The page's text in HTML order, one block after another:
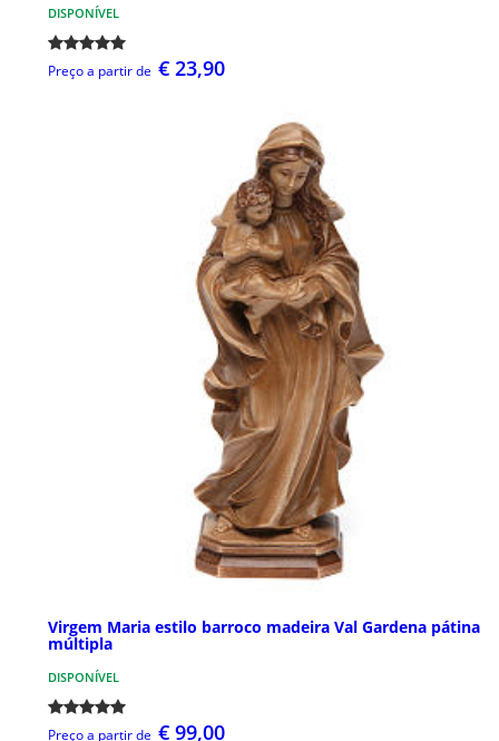
DISPONÍVEL
Preço a partir de € 23,90
Virgem Maria estilo barroco madeira Val Gardena pátina
múltipla
DISPONÍVEL
Preço a partir de € 99,00